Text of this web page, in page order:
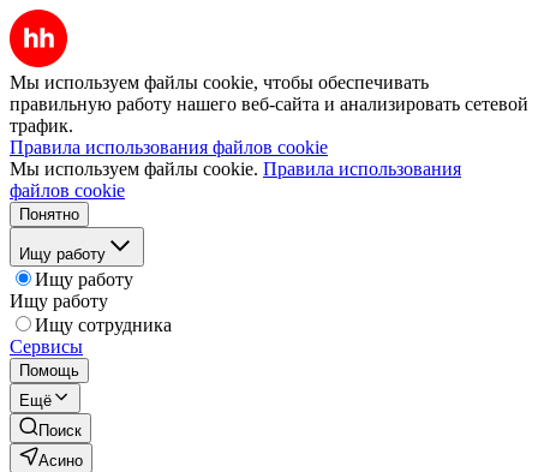
Мы используем файлы cookie, чтобы обеспечивать
правильную работу нашего веб-сайта и анализировать сетевой
трафик.
Правила использования файлов cookie
Мы используем файлы cookie. Правила использования
файлов cookie
Понятно
Ищу работу
Ищу работу
Ищу работу
Ищу сотрудника
Сервисы
Помощь
Ещё
Поиск
Асино